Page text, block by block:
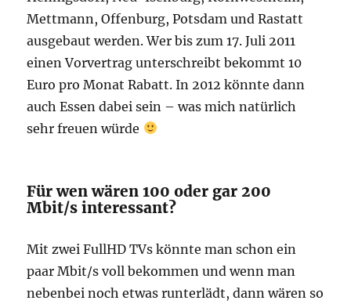
Mettmann, Offenburg, Potsdam und Rastatt
ausgebaut werden. Wer bis zum 17. Juli 2011
einen Vorvertrag unterschreibt bekommt 10
Euro pro Monat Rabatt. In 2012 könnte dann
auch Essen dabei sein – was mich natürlich
sehr freuen würde
Für wen wären 100 oder gar 200
Mbit/s interessant?
Mit zwei FullHD TVs könnte man schon ein
paar Mbit/s voll bekommen und wenn man
nebenbei noch etwas runterlädt, dann wären so